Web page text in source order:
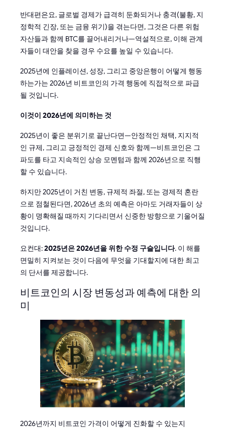
반대편은요, 글로벌 경제가 급격히 둔화되거나 충격(불황, 지
정학적 긴장, 또는 금융 위기)을 겪는다면, 그것은 다른 위험
자산들과 함께 BTC를 끌어내리거나—역설적으로, 이해 관계
자들이 대안을 찾을 경우 수요를 높일 수 있습니다.
2025년에 인플레이션, 성장, 그리고 중앙은행이 어떻게 행동
하는가는 2026년 비트코인의 가격 행동에 직접적으로 파급
될 것입니다.
이것이 2026년에 의미하는 것
2025년이 좋은 분위기로 끝난다면—안정적인 채택, 지지적
인 규제, 그리고 긍정적인 경제 신호와 함께—비트코인은 그
파도를 타고 지속적인 상승 모멘텀과 함께 2026년으로 직행
할 수 있습니다.
하지만 2025년이 거친 변동, 규제적 좌절, 또는 경제적 혼란
으로 점철된다면, 2026년 초의 예측은 아마도 거래자들이 상
황이 명확해질 때까지 기다리면서 신중한 방향으로 기울어질
것입니다.
요컨대:2025년은 2026년을 위한 수정 구슬입니다. 이 해를
면밀히 지켜보는 것이 다음에 무엇을 기대할지에 대한 최고
의 단서를 제공합니다.
비트코인의 시장 변동성과 예측에 대한 의
미
2026년까지 비트코인 가격이 어떻게 진화할 수 있는지